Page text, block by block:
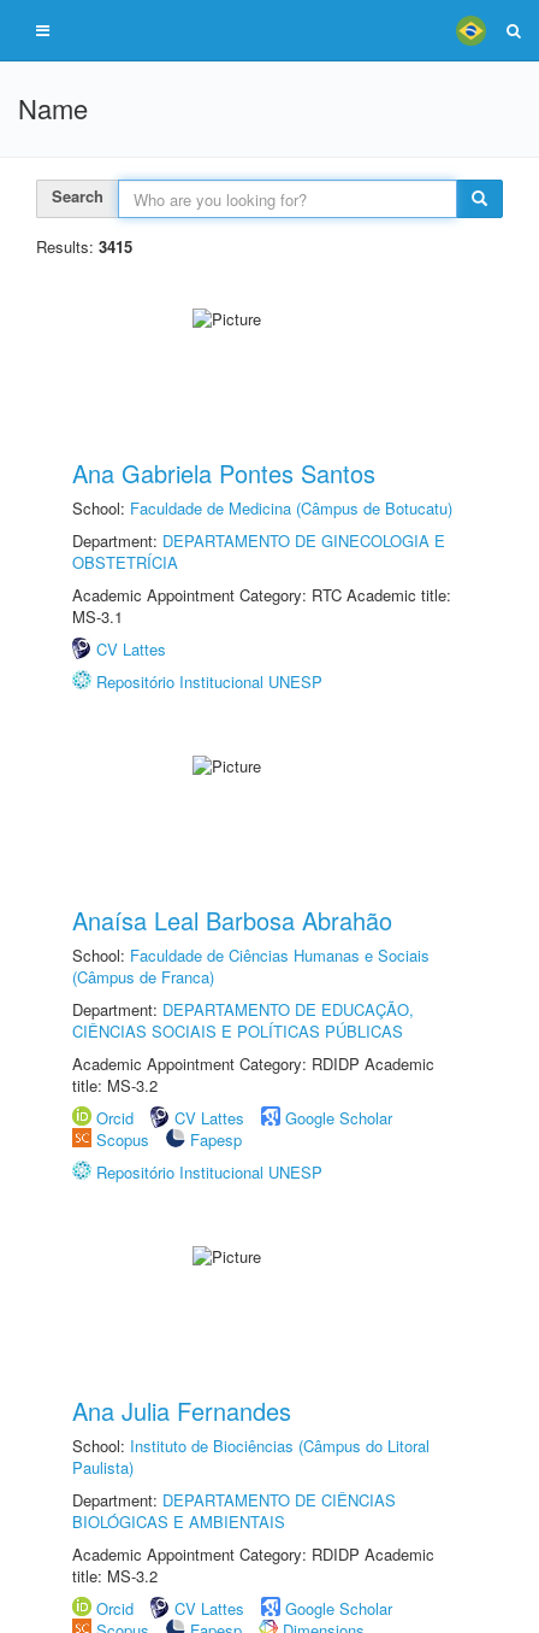
Name
Search
Results: 3415
Ana Gabriela Pontes Santos
School: Faculdade de Medicina (Câmpus de Botucatu)
Department: DEPARTAMENTO DE GINECOLOGIA E
OBSTETRÍCIA
Academic Appointment Category: RTC Academic title:
MS-3.1
CV Lattes
Repositório Institucional UNESP
Anaísa Leal Barbosa Abrahão
School: Faculdade de Ciências Humanas e Sociais
(Câmpus de Franca)
Department: DEPARTAMENTO DE EDUCAÇÃO,
CIÊNCIAS SOCIAIS E POLÍTICAS PÚBLICAS
Academic Appointment Category: RDIDP Academic
title: MS-3.2
Orcid
CV Lattes
Google Scholar
Scopus
Fapesp
Repositório Institucional UNESP
Ana Julia Fernandes
School: Instituto de Biociências (Câmpus do Litoral
Paulista)
Department: DEPARTAMENTO DE CIÊNCIAS
BIOLÓGICAS E AMBIENTAIS
Academic Appointment Category: RDIDP Academic
title: MS-3.2
Orcid
CV Lattes
Google Scholar